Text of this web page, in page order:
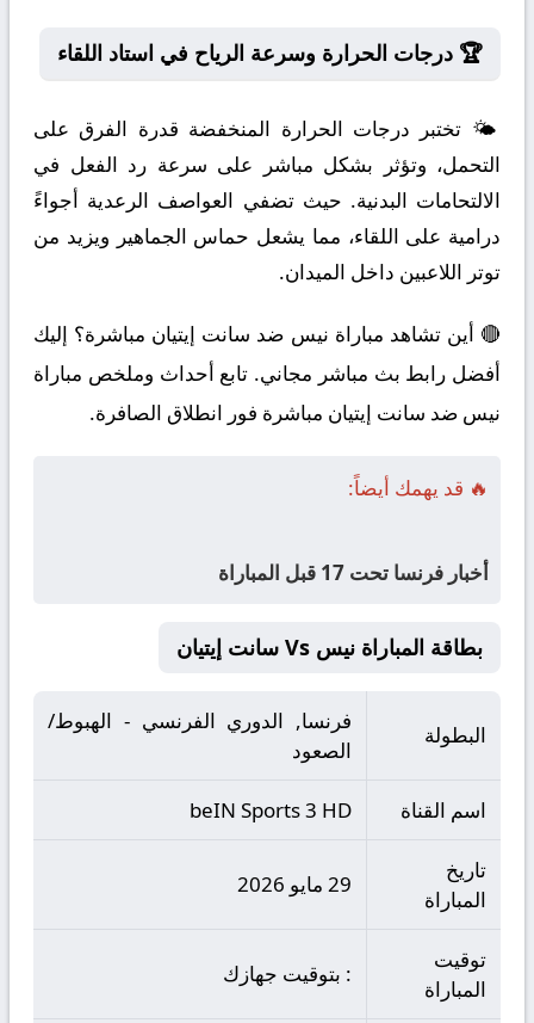
🏆 درجات الحرارة وسرعة الرياح في استاد اللقاء
🌤️ تختبر درجات الحرارة المنخفضة قدرة الفرق على
التحمل، وتؤثر بشكل مباشر على سرعة رد الفعل في
الالتحامات البدنية. حيث تضفي العواصف الرعدية أجواءً
درامية على اللقاء، مما يشعل حماس الجماهير ويزيد من
توتر اللاعبين داخل الميدان.
🔴 أين تشاهد مباراة نيس ضد سانت إيتيان مباشرة؟ إليك
أفضل رابط بث مباشر مجاني. تابع أحداث وملخص مباراة
نيس ضد سانت إيتيان مباشرة فور انطلاق الصافرة.
🔥 قد يهمك أيضاً:
أخبار فرنسا تحت 17 قبل المباراة
بطاقة المباراة نيس Vs سانت إيتيان
البطولة
فرنسا, الدوري الفرنسي - الهبوط/
الصعود
اسم القناة beIN Sports 3 HD
تاريخ
المباراة
29 مايو 2026
توقيت
المباراة
: بتوقيت جهازك